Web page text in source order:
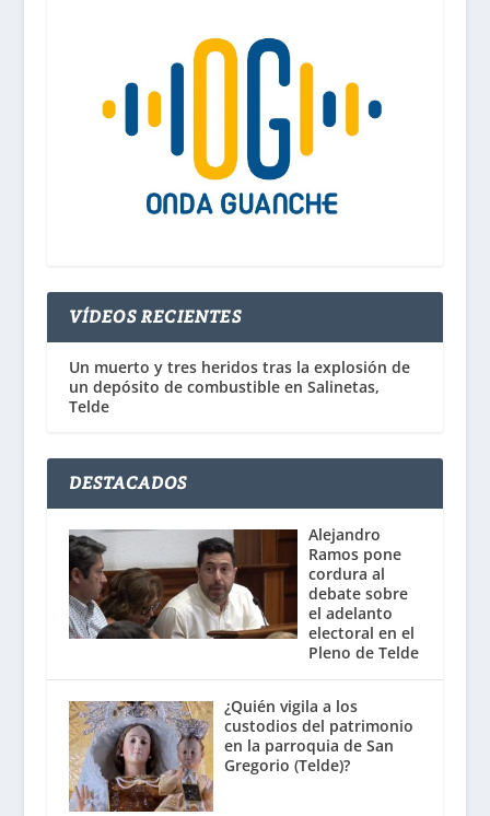
VÍDEOS RECIENTES
Un muerto y tres heridos tras la explosión de
un depósito de combustible en Salinetas,
Telde
DESTACADOS
Alejandro
Ramos pone
cordura al
debate sobre
el adelanto
electoral en el
Pleno de Telde
¿Quién vigila a los
custodios del patrimonio
en la parroquia de San
Gregorio (Telde)?